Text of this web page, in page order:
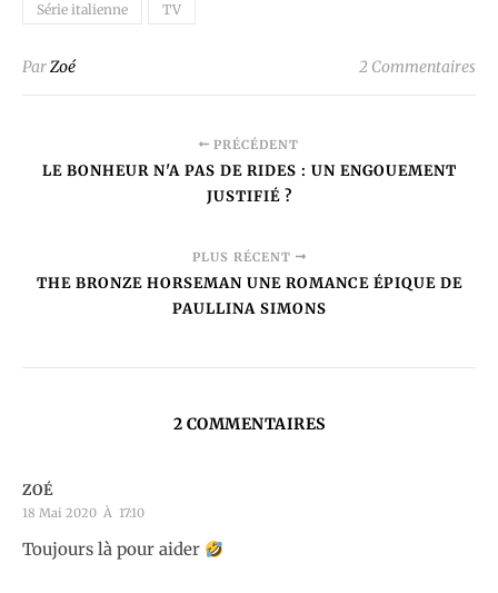
Série italienne TV
ParZoé 2 Commentaires
PRÉCÉDENT
LE BONHEUR N'A PAS DE RIDES : UN ENGOUEMENT
JUSTIFIÉ ?
PLUS RÉCENT
THE BRONZE HORSEMAN UNE ROMANCE ÉPIQUE DE
PAULLINA SIMONS
2 COMMENTAIRES
ZOÉ
18 Mai 2020 À 17:10
Toujours là pour aider